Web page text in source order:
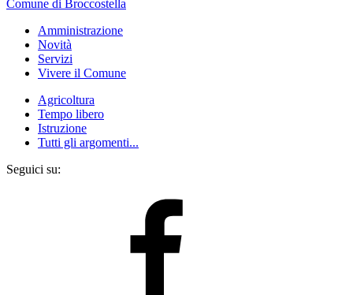
Comune di Broccostella
Amministrazione
Novità
Servizi
Vivere il Comune
Agricoltura
Tempo libero
Istruzione
Tutti gli argomenti...
Seguici su: